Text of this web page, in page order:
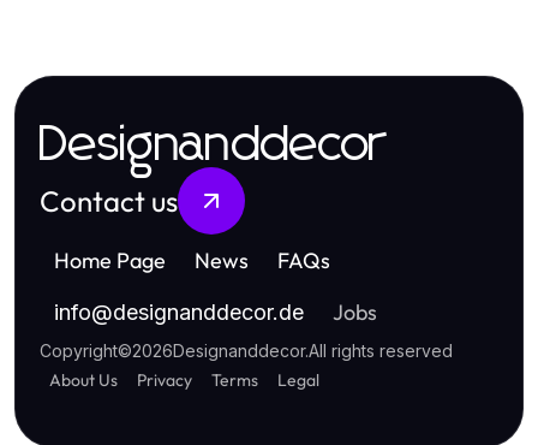
Designanddecor
Contact us
Home Page News FAQs
info@designanddecor.de Jobs
Copyright©2026Designanddecor.All rights reserved
About Us Privacy Terms Legal